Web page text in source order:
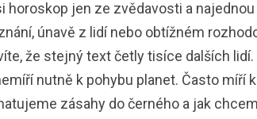
horoskop jen ze zvědavosti a
únavě z lidí nebo obtížném
že stejný text četly tisíce dalších
nutně k pohybu planet. Často míří
zásahy do černého a jak